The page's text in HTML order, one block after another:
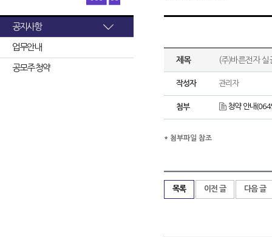
공지사항
업무안내
공모주 청약
제목 (주)바른전자 실
작성자 관리자
첨부 청약 안내
* 첨부파일 참조
목록 이전 글 다음 글